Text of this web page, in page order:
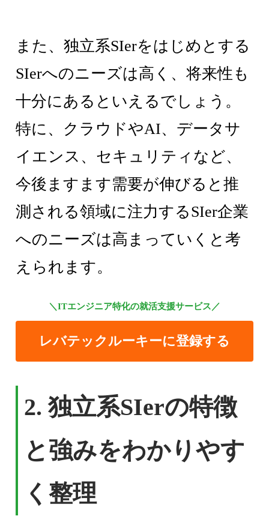
また、独立系SIerをはじめとする
SIerへのニーズは高く、将来性も
十分にあるといえるでしょう。
特に、クラウドやAI、データサ
イエンス、セキュリティなど、
今後ますます需要が伸びると推
測される領域に注力するSIer企業
へのニーズは高まっていくと考
えられます。
＼ITエンジニア特化の就活支援サービス／
レバテックルーキーに登録する
2.独立系SIerの特徴
と強みをわかりやす
く整理